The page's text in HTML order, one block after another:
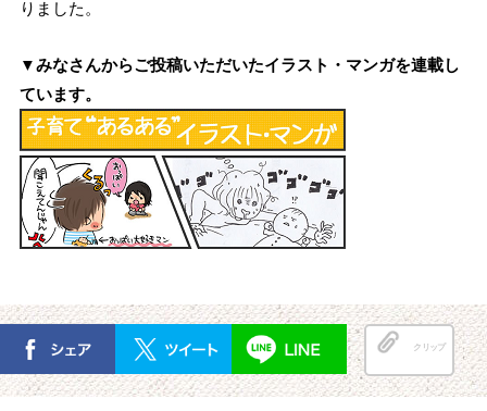
りました。
▼みなさんからご投稿いただいたイラスト・マンガを連載し
ています。
クリップ